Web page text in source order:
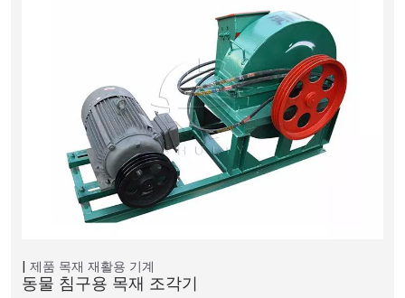
제품 목재 재활용 기계
동물 침구용 목재 조각기